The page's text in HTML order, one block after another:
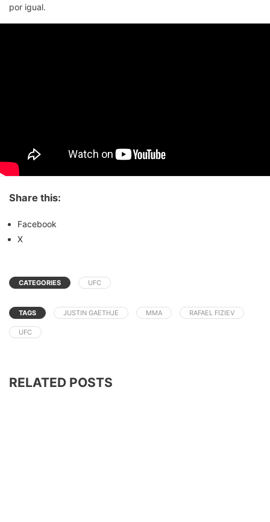
por igual.
Share this:
Facebook
X
CATEGORIES UFC
TAGS JUSTIN GAETHJE MMA RAFAEL FIZIEV
UFC
RELATED POSTS